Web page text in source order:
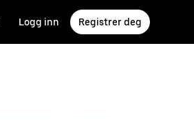
Logg inn Registrer deg